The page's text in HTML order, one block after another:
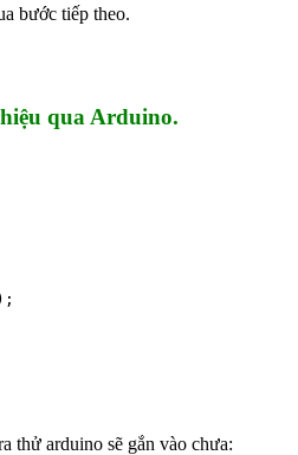
bước tiếp theo.
qua Arduino.
thử arduino sẽ gắn vào chưa: